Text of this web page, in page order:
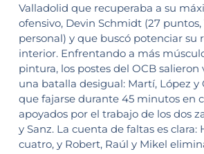
Valladolid que recuperaba a su
ofensivo, Devin Schmidt (27 puntos,
personal) y que buscó potenciar su
interior. Enfrentando a más
pintura, los postes del OCB salieron
una batalla desigual: Martí, López y
que fajarse durante 45 minutos en
apoyados por el trabajo de los dos
y Sanz. La cuenta de faltas es clara:
cuatro, y Robert, Raúl y Mikel